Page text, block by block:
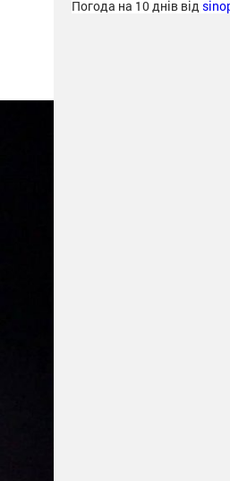
Погода на 10 днів від